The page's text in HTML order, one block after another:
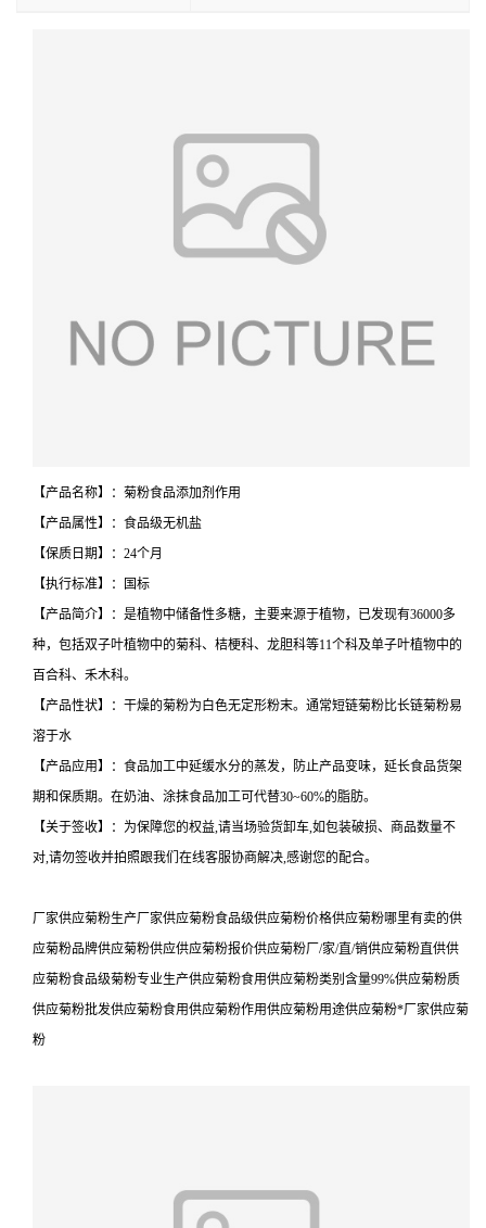
【产品名称】：菊粉食品添加剂作用
【产品属性】：食品级无机盐
【保质日期】：24个月
【执行标准】：国标
【产品简介】：是植物中储备性多糖，主要来源于植物，已发现有36000多
种，包括双子叶植物中的菊科、桔梗科、龙胆科等11个科及单子叶植物中的
百合科、禾木科。
【产品性状】：干燥的菊粉为白色无定形粉末。通常短链菊粉比长链菊粉易
溶于水
【产品应用】：食品加工中延缓水分的蒸发，防止产品变味，延长食品货架
期和保质期。在奶油、涂抹食品加工可代替30~60%的脂肪。
【关于签收】：为保障您的权益,请当场验货卸车,如包装破损、商品数量不
对,请勿签收并拍照跟我们在线客服协商解决,感谢您的配合。
厂家供应菊粉生产厂家供应菊粉食品级供应菊粉价格供应菊粉哪里有卖的供
应菊粉品牌供应菊粉供应供应菊粉报价供应菊粉厂/家/直/销供应菊粉直供供
应菊粉食品级菊粉专业生产供应菊粉食用供应菊粉类别含量99%供应菊粉质
供应菊粉批发供应菊粉食用供应菊粉作用供应菊粉用途供应菊粉*厂家供应菊
粉